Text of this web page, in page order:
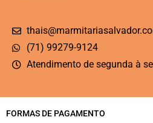
(71) 99279-9124
Atendimento de segunda à
FORMAS DE PAGAMENTO